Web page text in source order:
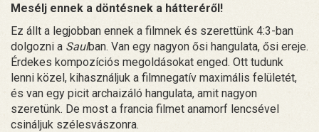
Mesélj ennek a döntésnek a hátteréről!
Ez állt a legjobban ennek a filmnek és szerettünk 4:3-ban
dolgozni a Saulban. Van egy nagyon ősi hangulata, ősi ereje.
Érdekes kompozíciós megoldásokat enged. Ott tudunk
lenni közel, kihasználjuk a filmnegatív maximális felületét,
és van egy picit archaizáló hangulata, amit nagyon
szeretünk. De most a francia filmet anamorf lencsével
csináljuk szélesvászonra.